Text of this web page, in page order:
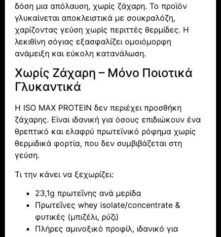
δόση μια απόλαυση, χωρίς ζάχαρη. Το προϊόν
γλυκαίνεται αποκλειστικά με σουκραλόζη,
χαρίζοντας γεύση χωρίς περιττές θερμίδες. Η
λεκιθίνη σόγιας εξασφαλίζει ομοιόμορφη
ανάμειξη και εύκολη κατανάλωση.
Χωρίς Ζάχαρη – Μόνο Ποιοτικά
Γλυκαντικά
Η ISO MAX PROTEIN δεν περιέχει προσθήκη
ζάχαρης. Είναι ιδανική για όσους επιδιώκουν ένα
θρεπτικό και ελαφρύ πρωτεϊνικό ρόφημα χωρίς
θερμιδικά φορτία, που δεν συμβιβάζεται στη
γεύση.
Τι την κάνει να ξεχωρίζει:
23,1g πρωτεΐνης ανά μερίδα
Πρωτεΐνες whey isolate/concentrate &
φυτικές (μπιζέλι, ρύζι)
Πλήρες αμινοξικό προφίλ, ιδανικό για